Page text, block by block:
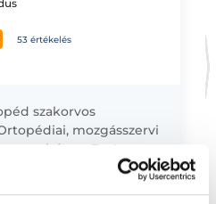
53 értékelés
szakorvos
mozgásszervi
bátran Dr. Lang